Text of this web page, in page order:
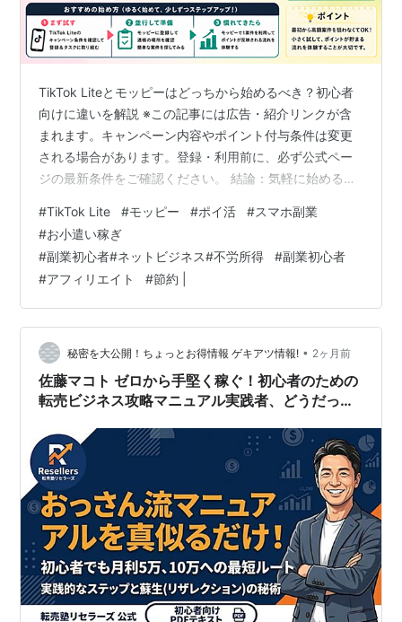
TikTok Liteとモッピーはどっちから始めるべき？初心者
向けに違いを解説 ※この記事には広告・紹介リンクが含
まれます。キャンペーン内容やポイント付与条件は変更
される場合があります。登録・利用前に、必ず公式ペー
ジの最新条件をご確認ください。 結論：気軽に始めるな
を始めようと思ったときに、よく出てくるのが「TikTok
Lite」と「モッピー」です。 どちらもスマホで始めやす
いサービスですが、向いている人は少し違います。 先に
結論から言うと、 とりあえずスマホで気軽に試したい人
はTikTok Lite。継続的にポイントを貯めたい…
#TikTok Lite #モッピー #ポイ活 #スマホ副業
#お小遣い稼ぎ
#副業初心者#ネットビジネス#不労所得 #副業初心者
#アフィリエイト #節約 |
秘密を大公開！ちょっとお得情報 ゲキアツ情報! • 2ヶ月前
佐藤マコト ゼロから手堅く稼ぐ！初心者のための
転売ビジネス攻略マニュアル実践者、どうだった